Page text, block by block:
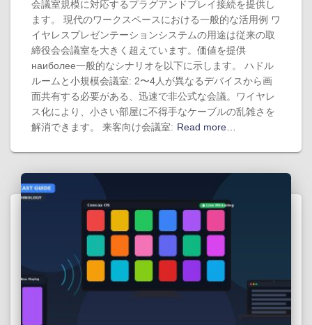
会議室規模に対応するプラグアンドプレイ接続を提供し
ます。 現代のワークスペースにおける一般的な活用例 ワ
イヤレスプレゼンテーションシステムの用途は従来の取
締役会会議室を大きく超えています。価値を提供
наиболее一般的なシナリオを以下に示します。 ハドル
ルームと小規模会議室: 2〜4人が異なるデバイスから画
面共有する必要がある、迅速で非公式な会議。ワイヤレ
ス化により、小さい部屋に不得手なケーブルの乱雑さを
解消できます。 来客向け会議室: Read more…